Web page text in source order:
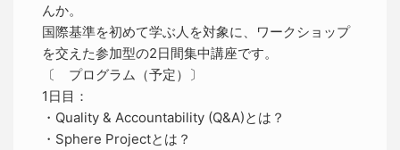
んか。
国際基準を初めて学ぶ人を対象に、ワークショップ
を交えた参加型の2日間集中講座です。
〔 プログラム（予定）〕
1日目：
・Quality & Accountability (Q&A)とは？
・Sphere Projectとは？